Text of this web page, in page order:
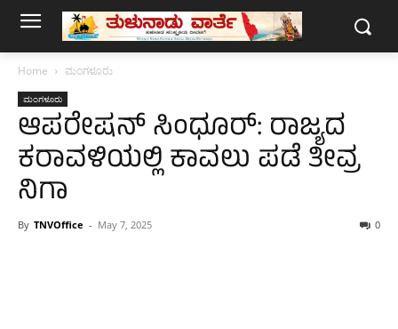
Home ಮಂಗಳೂರು
ಮಂಗಳೂರು
ಆಪರೇಷನ್​ ಸಿಂಧೂರ್​: ರಾಜ್ಯದ
ಕರಾವಳಿಯಲ್ಲಿ ಕಾವಲು ಪಡೆ ತೀವ್ರ
ನಿಗಾ
By TNVOffice - May 7, 2025 0